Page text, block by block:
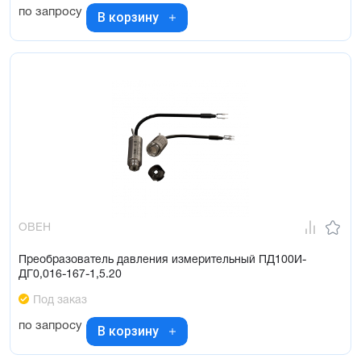
по запросу В корзину
ОВЕН
Преобразователь давления измерительный ПД100И-
ДГ0,016-167-1,5.20
Под заказ
по запросу В корзину